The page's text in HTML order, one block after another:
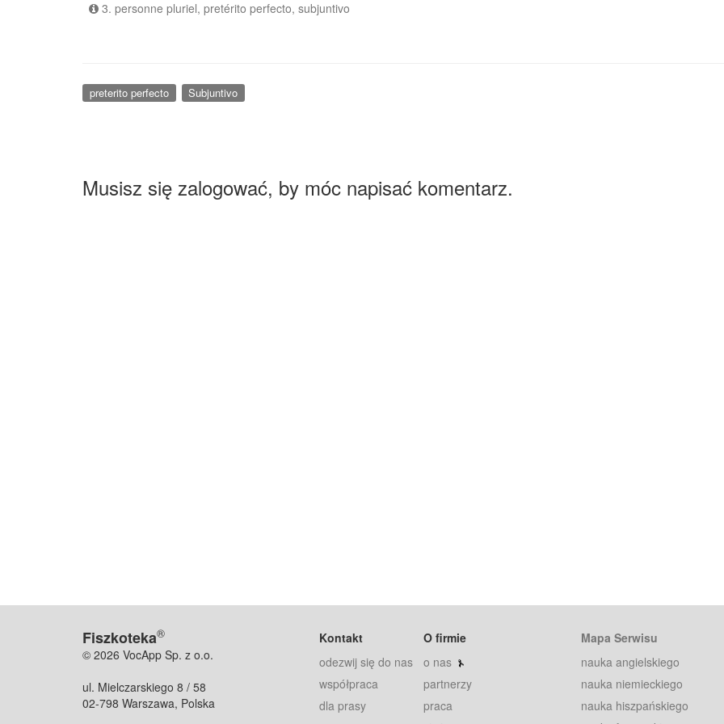
3. personne pluriel, pretérito perfecto, subjuntivo
preterito perfecto Subjuntivo
Musisz się zalogować, by móc napisać komentarz.
Fiszkoteka®
© 2026 VocApp Sp. z o.o.
ul. Mielczarskiego 8 / 58
02-798 Warszawa, Polska
Kontakt
odezwij się do nas
współpraca
dla prasy
O firmie
o nas
partnerzy
praca
Mapa Serwisu
nauka angielskiego
nauka niemieckiego
nauka hiszpańskiego